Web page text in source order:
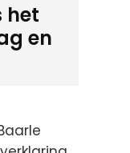
het
en